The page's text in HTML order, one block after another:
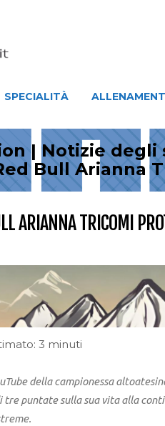
SPECIALITÀ
| Notizie
Bull Arianna
ARIANNA TRICOMI
3 minuti
della campionessa
tre puntate sulla sua vita alla